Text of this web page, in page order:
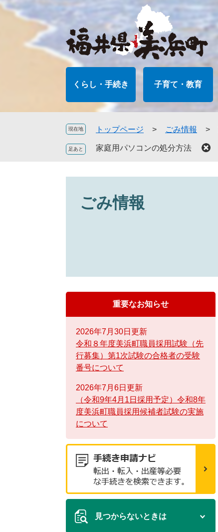
ペ
メ
本
くらし・手続き 子育て・教育
現在地 トップページ > ごみ情報 >
家庭用パソコンの処分方法
ごみ情報
重要なお知らせ
2026年7月30日更新
令和８年度美浜町職員採用試験（先
行募集）第1次試験の合格者の受験
番号について
2026年7月6日更新
（令和9年4月1日採用予定）令和8年
度美浜町職員採用候補者試験の実施
について
見つからないときは